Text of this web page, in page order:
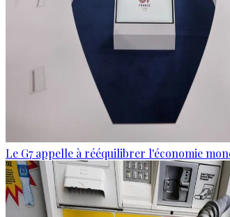
Le G7 appelle à rééquilibrer l'économie